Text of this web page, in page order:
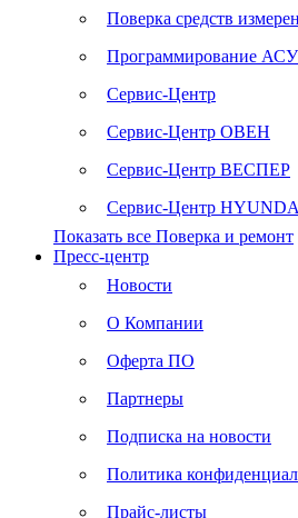
Поверка средств
Программирование
Сервис-Центр
Сервис-Центр ОВЕН
Сервис-Центр ВЕСПЕР
Сервис-Центр
Показать все Поверка и ремонт
Пресс-центр
Новости
О Компании
Оферта ПО
Партнеры
Подписка на новости
Политика
Прайс-листы